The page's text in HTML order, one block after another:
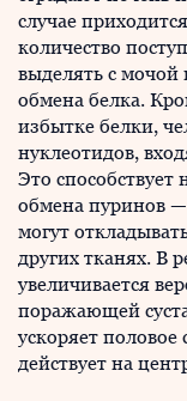
случае
количество
выделять с
обмена белка.
избытке белки,
нуклеотидов,
Это
обмена пуринов
могут
других тканях. В
увеличивается
поражающей
ускоряет
действует на